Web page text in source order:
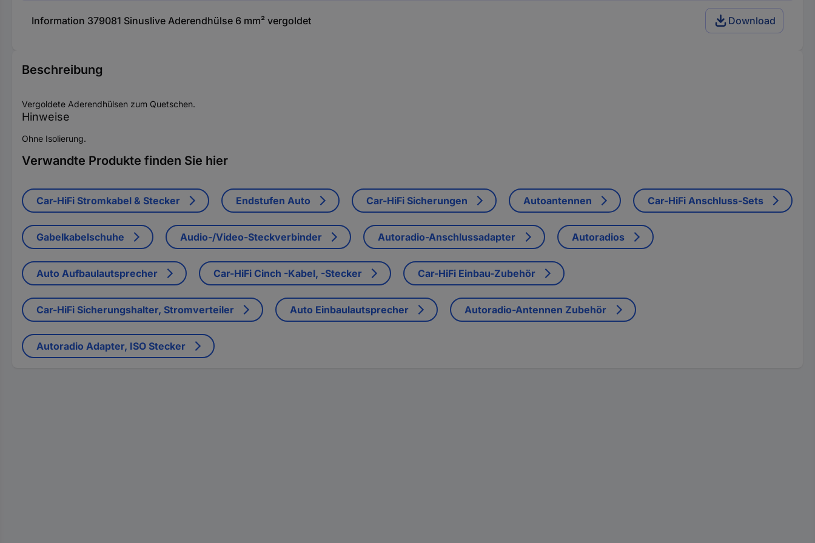
Information 379081 Sinuslive Aderendhülse 6 mm² vergoldet Download
Beschreibung
Vergoldete Aderendhülsen zum Quetschen.
Hinweise
Ohne Isolierung.
Verwandte Produkte finden Sie hier
Car-HiFi Stromkabel & Stecker Endstufen Auto Car-HiFi Sicherungen Autoantennen Car-HiFi Anschluss-Sets
Gabelkabelschuhe Audio-/Video-Steckverbinder Autoradio-Anschlussadapter Autoradios
Auto Aufbaulautsprecher Car-HiFi Cinch -Kabel, -Stecker Car-HiFi Einbau-Zubehör
Car-HiFi Sicherungshalter, Stromverteiler Auto Einbaulautsprecher Autoradio-Antennen Zubehör
Autoradio Adapter, ISO Stecker